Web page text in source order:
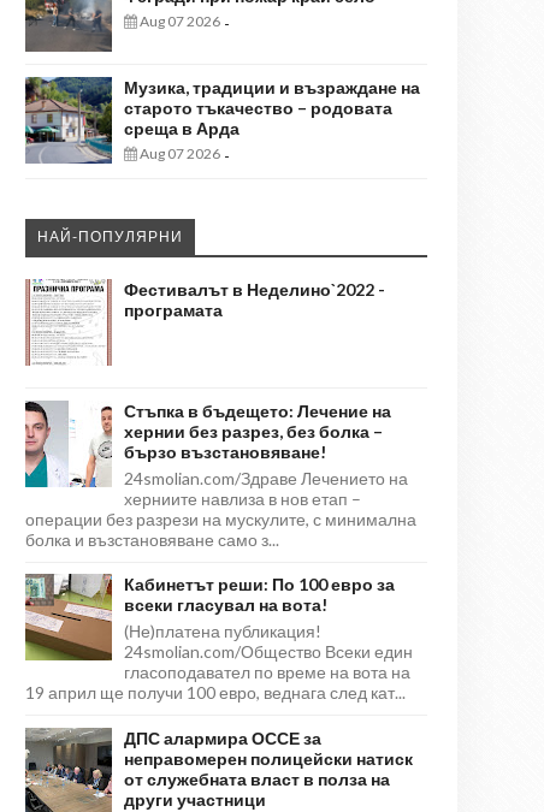
Aug 07 2026 -
Музика, традиции и възраждане на
старото тъкачество – родовата
среща в Арда
Aug 07 2026 -
НАЙ-ПОПУЛЯРНИ
Фестивалът в Неделино`2022 -
програмата
Стъпка в бъдещето: Лечение на
хернии без разрез, без болка –
бързо възстановяване!
24smolian.com/Здраве Лечението на
херниите навлиза в нов етап –
операции без разрези на мускулите, с минимална
болка и възстановяване само з...
Кабинетът реши: По 100 евро за
всеки гласувал на вота!
(Не)платена публикация!
24smolian.com/Общество Всеки един
гласоподавател по време на вота на
19 април ще получи 100 евро, веднага след кат...
ДПС алармира ОССЕ за
неправомерен полицейски натиск
от служебната власт в полза на
други участници